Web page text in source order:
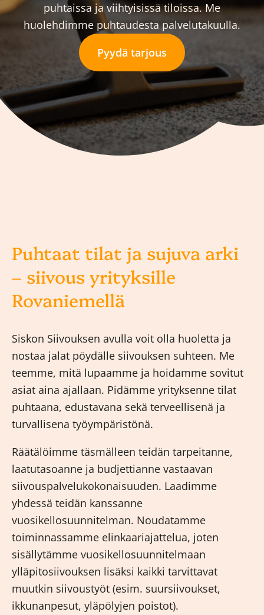
puhtaissa ja viihtyisissä tiloissa. Me
huolehdimme puhtaudesta palvelutakuulla.
Pyydä tarjous
Puhtaat tilat ja sujuva arki
– siivous yrityksille
Rovaniemellä
Siskon Siivouksen avulla voit olla huoletta ja
nostaa jalat pöydälle siivouksen suhteen. Me
teemme, mitä lupaamme ja hoidamme sovitut
asiat aina ajallaan. Pidämme yrityksenne tilat
puhtaana, edustavana sekä terveellisenä ja
turvallisena työympäristönä.
Räätälöimme täsmälleen teidän tarpeitanne,
laatutasoanne ja budjettianne vastaavan
siivouspalvelukokonaisuuden. Laadimme
yhdessä teidän kanssanne
vuosikellosuunnitelman. Noudatamme
toiminnassamme elinkaariajattelua, joten
sisällytämme vuosikellosuunnitelmaan
ylläpitosiivouksen lisäksi kaikki tarvittavat
muutkin siivoustyöt (esim. suursiivoukset,
ikkunanpesut, yläpölyjen poistot).